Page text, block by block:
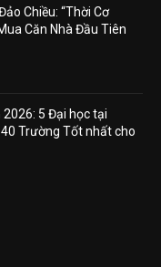
Chiều: “Thời Cơ
Căn Nhà Đầu Tiên
2026: 5 Đại học tại
Trường Tốt nhất cho